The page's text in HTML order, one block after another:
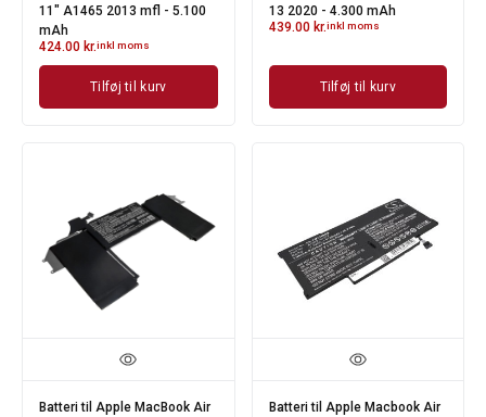
11" A1465 2013 mfl - 5.100
mAh
424.00 kr.inkl moms
Tilføj til kurv
13 2020 - 4.300 mAh
439.00 kr.inkl moms
Tilføj til kurv
Batteri til Apple MacBook Air
Batteri til Apple Macbook Air